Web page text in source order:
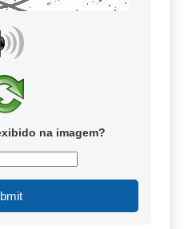
na imagem?